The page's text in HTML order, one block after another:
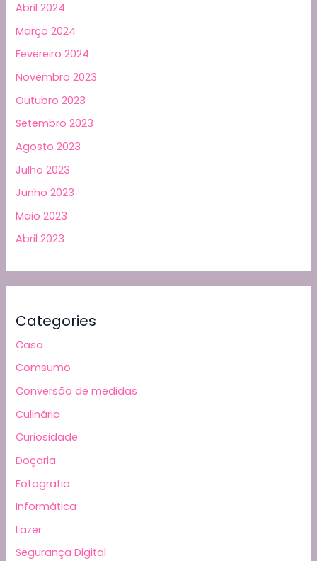
Abril 2024
Março 2024
Fevereiro 2024
Novembro 2023
Outubro 2023
Setembro 2023
Agosto 2023
Julho 2023
Junho 2023
Maio 2023
Abril 2023
Categories
Casa
Comsumo
Conversão de medidas
Culinária
Curiosidade
Doçaria
Fotografia
Informática
Lazer
Segurança Digital